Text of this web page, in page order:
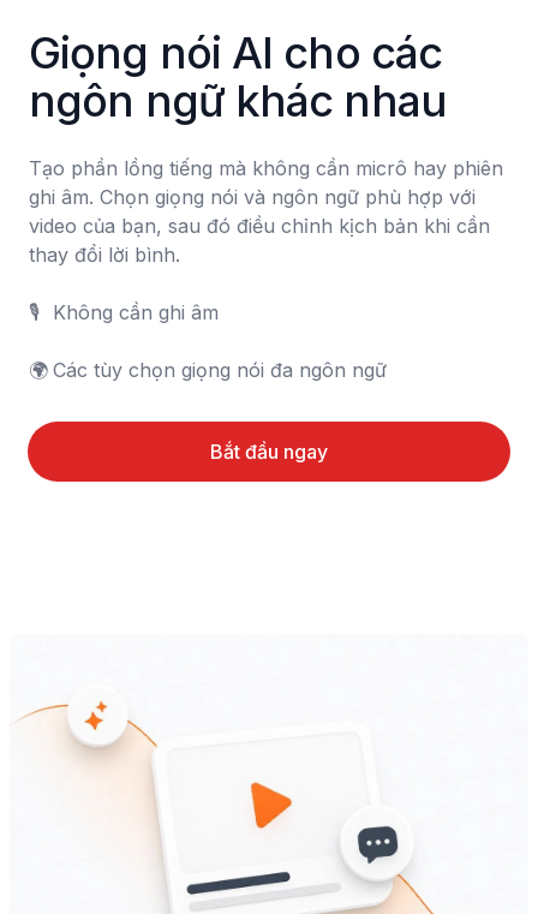
Giọng nói AI cho các
ngôn ngữ khác nhau
Tạo phần lồng tiếng mà không cần micrô hay phiên
ghi âm. Chọn giọng nói và ngôn ngữ phù hợp với
video của bạn, sau đó điều chỉnh kịch bản khi cần
thay đổi lời bình.
🎙️	Không cần ghi âm
🌍	Các tùy chọn giọng nói đa ngôn ngữ
Bắt đầu ngay